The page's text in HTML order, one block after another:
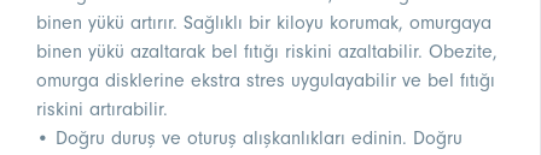
binen yükü artırır. Sağlıklı bir kiloyu korumak, omurgaya
binen yükü azaltarak bel fıtığı riskini azaltabilir. Obezite,
omurga disklerine ekstra stres uygulayabilir ve bel fıtığı
riskini artırabilir.
• Doğru duruş ve oturuş alışkanlıkları edinin. Doğru